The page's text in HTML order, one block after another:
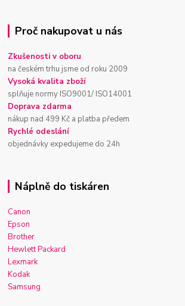
Proč nakupovat u nás
Zkušenosti v oboru
na českém trhu jsme od roku 2009
Vysoká kvalita zboží
splňuje normy ISO9001/ ISO14001
Doprava zdarma
nákup nad 499 Kč a platba předem
Rychlé odeslání
objednávky expedujeme do 24h
Náplně do tiskáren
Canon
Epson
Brother
Hewlett Packard
Lexmark
Kodak
Samsung